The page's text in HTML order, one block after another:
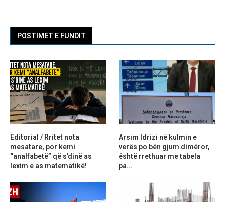
POSTIMET E FUNDIT
Editorial / Rritet nota
mesatare, por kemi
“analfabetë” që s’dinë as
lexim e as matematikë!
Arsim Idrizi në kulmin e
verës po bën gjum dimëror,
është rrethuar me tabela
pa...